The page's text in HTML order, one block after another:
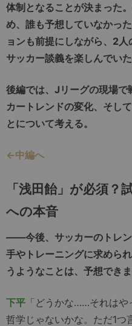
体制となることが決まった
め、誰も予想していなかっ
ョンも前提にしながら、2
サッカー談義を楽しんでいた
後編では、Jリーグの現場
カートレンドの変化、そし
とについて考える。
←中編へ
「浅田飴」が必須？
への本音
――今後、サッカーのトレ
手やトレーニングに求めら
うようなことは、予想できま
下平 「どうかな……それは
哲学じゃないかな。ただ1つ